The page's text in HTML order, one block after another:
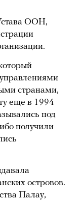
ООН,
странами,
еще в 1994
под
получили
островов.
Палау,